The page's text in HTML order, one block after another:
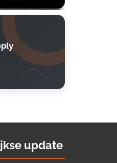
update